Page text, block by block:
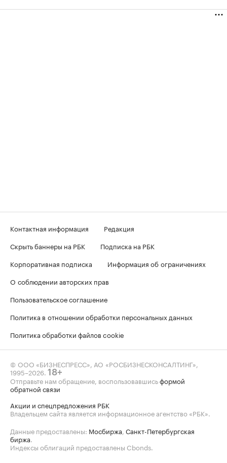
Контактная информация
Редакция
Скрыть баннеры на РБК
Подписка на РБК
Корпоративная подписка
Информация об ограничениях
О соблюдении авторских прав
Пользовательское соглашение
Политика в отношении обработки персональных данных
Политика обработки файлов cookie
© ООО «БИЗНЕСПРЕСС», АО «РОСБИЗНЕСКОНСАЛТИНГ»,
1995–2026 18+
Отправьте нам обращение, воспользовавшисьформой
обратной связи
Акции и спецпредложения РБК
Владельцем сайта является информационное агентство «РБК».
Данные предоставлены: Мосбиржа Санкт-Петербургская
биржа
Индексы облигаций предоставлены Cbonds.